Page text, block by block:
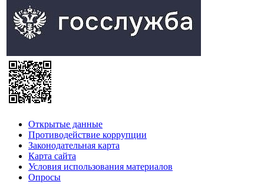
Открытые данные
Противодействие коррупции
Законодательная карта
Карта сайта
Условия использования материалов
Опросы